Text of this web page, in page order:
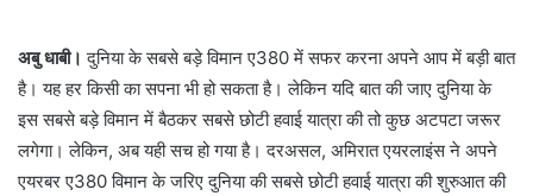
अबु धाबी।दुनिया के सबसे बड़े विमान ए380 में सफर करना अपने आप में बड़ी बात
है। यह हर किसी का सपना भी हो सकता है। लेकिन यदि बात की जाए दुनिया के
इस सबसे बड़े विमान में बैठकर सबसे छोटी हवाई यात्रा की तो कुछ अटपटा जरूर
लगेगा। लेकिन, अब यही सच हो गया है। दरअसल, अमिरात एयरलाइंस ने अपने
एयरबर ए380 विमान के जरिए दुनिया की सबसे छोटी हवाई यात्रा की शुरुआत की